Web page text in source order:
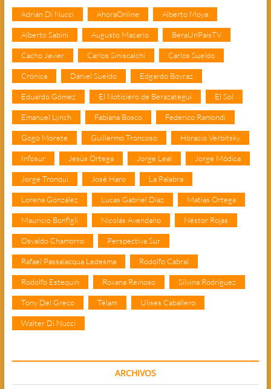
Adrián Di Nucci AhoraOnline Alberto Moya
Alberto Sabini Augusto Macario BeraUnPaisTV
Cacho Javier Carlos Siniscalchi Carlos Sueldo
Crónica Daniel Sueldo Edgardo Boyraz
Eduardo Gómez El Noticiero de Berazategui El Sol
Emanuel Lynch Fabiana Bosco Federico Ramondi
Gogo Morete Guillermo Troncoso Horacio Verbitsky
Infosur Jesús Ortega Jorge Leal Jorge Módica
Jorge Tronqui José Haro La Palabra
Lorena González Lucas Gabriel Díaz Matías Ortega
Mauricio Bonfigli Nicolás Avendaño Néstor Rojas
Osvaldo Chamorro Perspectiva Sur
Rafael Passalacqua Ledesma Rodolfo Cabral
Rodolfo Estequin Roxana Reinoso Silvina Rodríguez
Tony Del Greco Télam Ulises Caballero
Walter Di Nucci
ARCHIVOS